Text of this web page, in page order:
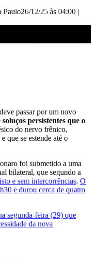
Paulo26/12/25 às 04:00 |
deve passar por um novo
persistentes que o
do nervo frênico,
que se estende até o
foi submetido a uma
bilateral, que segundo a
e sem intercorrências. O
e durou cerca de quatro
segunda-feira (29) que
da nova